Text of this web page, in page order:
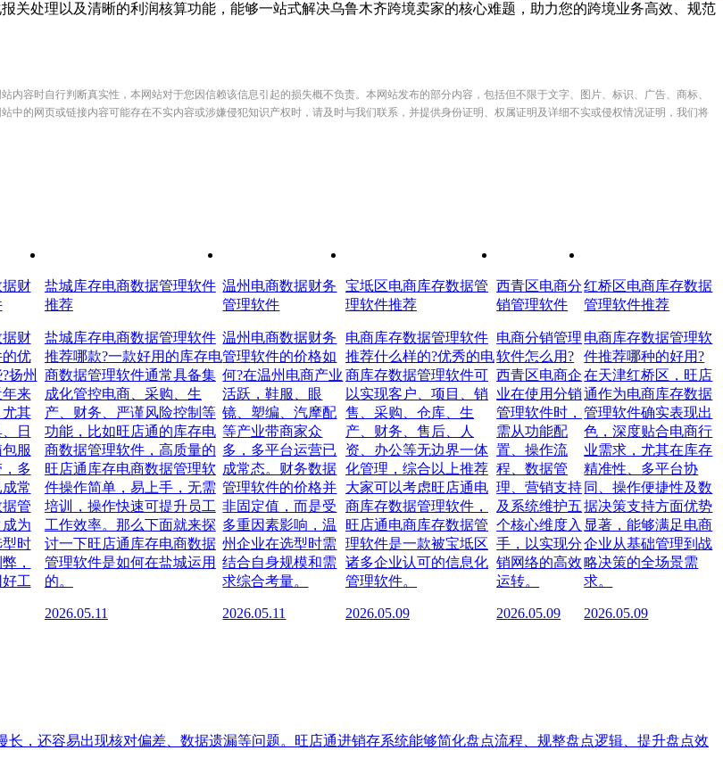
关处理以及清晰的利润核算功能，能够一站式解决乌鲁木齐跨境卖家的核心难题，助力您的跨境业务高效、规范
容时自行判断真实性，本网站对于您因信赖该信息引起的损失概不负责。本网站发布的部分内容，包括但不限于文字、图片、标识、广告、商标、
的网页或链接内容可能存在不实内容或涉嫌侵犯知识产权时，请及时与我们联系，并提供身份证明、权属证明及详细不实或侵权情况证明，我们将
财
财
优
扬州
来
其
日
服
多
常
管
为
型时
，
工
盐城库存电商数据管理软件
推荐
盐城库存电商数据管理软件
推荐哪款?一款好用的库存电
商数据管理软件通常具备集
成化管控电商、采购、生
产、财务、严谨风险控制等
功能，比如旺店通的库存电
商数据管理软件，高质量的
旺店通库存电商数据管理软
件操作简单，易上手，无需
培训，操作快速可提升员工
工作效率。那么下面就来探
讨一下旺店通库存电商数据
管理软件是如何在盐城运用
的。
2026.05.11
温州电商数据财务
管理软件
温州电商数据财务
管理软件的价格如
何?在温州电商产业
活跃，鞋服、眼
镜、塑编、汽摩配
等产业带商家众
多，多平台运营已
成常态。财务数据
管理软件的价格并
非固定值，而是受
多重因素影响，温
州企业在选型时需
结合自身规模和需
求综合考量。
2026.05.11
宝坻区电商库存数据管
理软件推荐
电商库存数据管理软件
推荐什么样的?优秀的电
商库存数据管理软件可
以实现客户、项目、销
售、采购、仓库、生
产、财务、售后、人
资、办公等无边界一体
化管理，综合以上推荐
大家可以考虑旺店通电
商库存数据管理软件，
旺店通电商库存数据管
理软件是一款被宝坻区
诸多企业认可的信息化
管理软件。
2026.05.09
西青区电商分
销管理软件
电商分销管理
软件怎么用?
西青区电商企
业在使用分销
管理软件时，
需从功能配
置、操作流
程、数据管
理、营销支持
及系统维护五
个核心维度入
手，以实现分
销网络的高效
运转。
2026.05.09
红桥区电商库存数据
管理软件推荐
电商库存数据管理软
件推荐哪种的好用?
在天津红桥区，旺店
通作为电商库存数据
管理软件确实表现出
色，深度贴合电商行
业需求，尤其在库存
精准性、多平台协
同、操作便捷性及数
据决策支持方面优势
显著，能够满足电商
企业从基础管理到战
略决策的全场景需
求。
2026.05.09
，还容易出现核对偏差、数据遗漏等问题。旺店通进销存系统能够简化盘点流程、规整盘点逻辑、提升盘点效